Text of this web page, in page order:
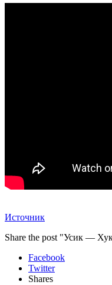
Источник
Share the post "Усик —
Facebook
Twitter
Shares